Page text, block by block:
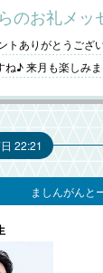
のお礼メッ
トありがとうござ
ね♪ 来月も楽しみ
22:21
ましんがんと